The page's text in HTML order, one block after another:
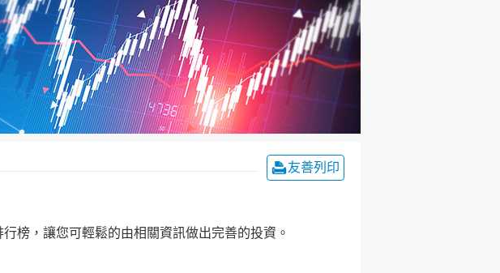
友善列印
榜，讓您可輕鬆的由相關資訊做出完善的投資。